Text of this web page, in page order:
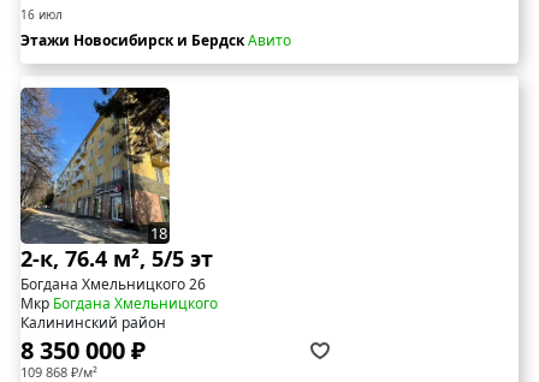
16 июл
Этажи Новосибирск и БердскАвито
18
2-к, 76.4 м², 5/5 эт
Богдана Хмельницкого 26
Мкр Богдана Хмельницкого
Калининский район
8 350 000 ₽
109 868 ₽/м²